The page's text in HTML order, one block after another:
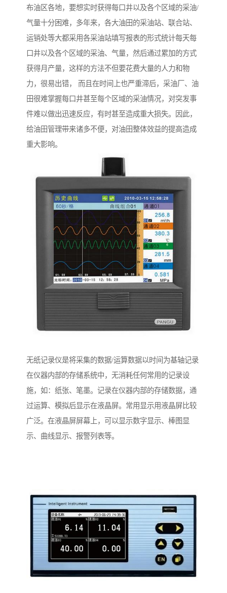
布油区各地，要想实时获得每口井以及各个区域的采油/
气量十分困难，多年来，各大油田的采油站、联合站、
运销处等大都采用各采油站填写报表的形式统计每天每
口井以及各个区域的采油、气量，然后通过累加的方式
获得月产量，这样的方法不但要花费大量的人力和物
力，很易出错， 而且在时间上也严重滞后，采油厂、油
田很难掌握每口井甚至每个区域的采油情况，对突发事
件难以做出迅速反应，有时甚至造成重大损失。因此，
给油田管理带来诸多不便，对油田整体效益的提高造成
重大影响。
无纸记录仪是将采集的数据/运算数据以时间为基轴记录
在仪器内部的存储系统中，无消耗任何常用的记录设
施，如：纸张、笔墨。记录在仪器内部的存储数据，通
过运算、模拟后显示在液晶屏。常用显示用液晶屏比较
广泛。在液晶屏屏幕上，可以显示数字显示、棒图显
示、曲线显示、报警列表等。